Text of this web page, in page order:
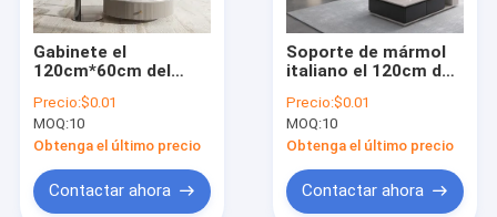
Gabinete el
120cm*60cm del
TV de la luz del cajón
del piso
Precio:$0.01
MOQ:10
Obtenga el último precio
Contactar ahora
Soporte de mármol
italiano el 120cm de
Cabrini de la sala de
estar
Precio:$0.01
MOQ:10
Obtenga el último precio
Contactar ahora